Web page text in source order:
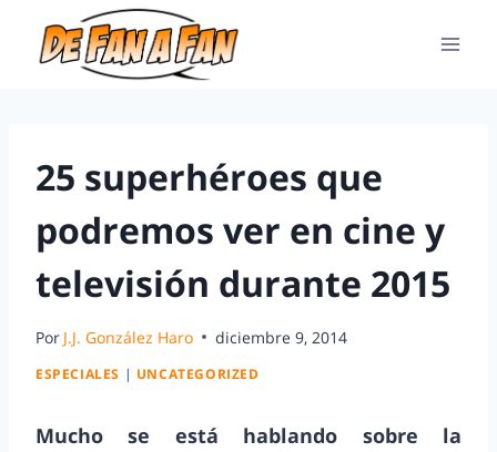
25 superhéroes que
podremos ver en cine y
televisión durante 2015
Por J.J. González Haro diciembre 9, 2014
ESPECIALES | UNCATEGORIZED
Mucho se está hablando sobre la